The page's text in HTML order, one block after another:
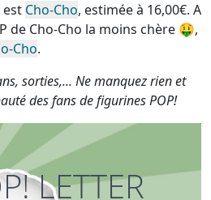
est Cho-Cho, estimée à 16,00€. A
de Cho-Cho la moins chère 🤑,
Cho.
sorties,... Ne manquez rien et
des fans de figurines POP!
LETTER